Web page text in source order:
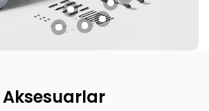
Aksesuarlar